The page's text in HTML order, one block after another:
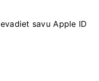
savu Apple ID